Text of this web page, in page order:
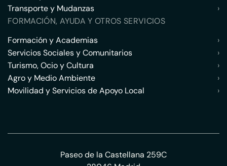
Transporte y Mudanzas
›
FORMACIÓN, AYUDA Y OTROS SERVICIOS
Formación y Academias
›
Servicios Sociales y Comunitarios
›
Turismo, Ocio y Cultura
›
Agro y Medio Ambiente
›
Movilidad y Servicios de Apoyo Local
›
Paseo de la Castellana 259C